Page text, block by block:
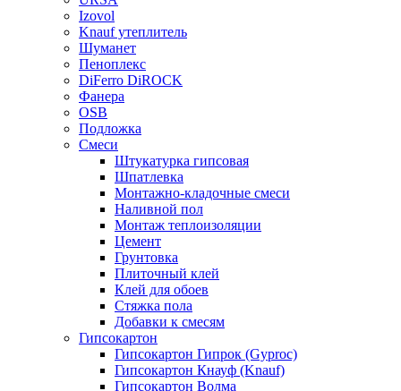
Izovol
Knauf утеплитель
Шуманет
Пеноплекс
DiFerro DiROCK
Фанера
OSB
Подложка
Смеси
Штукатурка гипсовая
Шпатлевка
Монтажно-кладочные смеси
Наливной пол
Монтаж теплоизоляции
Цемент
Грунтовка
Плиточный клей
Клей для обоев
Стяжка пола
Добавки к смесям
Гипсокартон
Гипсокартон Гипрок (Gyproc)
Гипсокартон Кнауф (Knauf)
Гипсокартон Волма